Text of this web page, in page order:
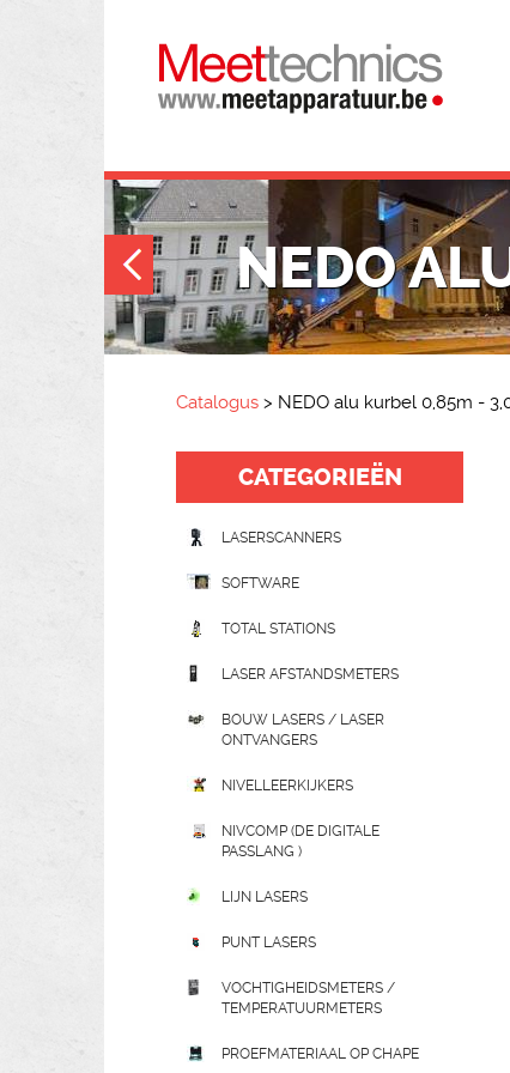
NEDO
Catalogus > NEDO alu kurbel 0,85m -
CATEGORIEËN
LASERSCANNERS
SOFTWARE
TOTAL STATIONS
LASER AFSTANDSMETERS
BOUW LASERS / LASER
ONTVANGERS
NIVELLEERKIJKERS
NIVCOMP (DE DIGITALE
PASSLANG )
LIJN LASERS
PUNT LASERS
VOCHTIGHEIDSMETERS /
TEMPERATUURMETERS
PROEFMATERIAAL OP CHAPE